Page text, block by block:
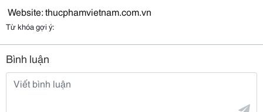
Website: thucphamvietnam.com.vn
Từ khóa gợi ý:
Bình luận